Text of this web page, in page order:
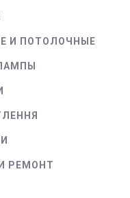
И ПОТОЛОЧНЫЕ
РЕМОНТ